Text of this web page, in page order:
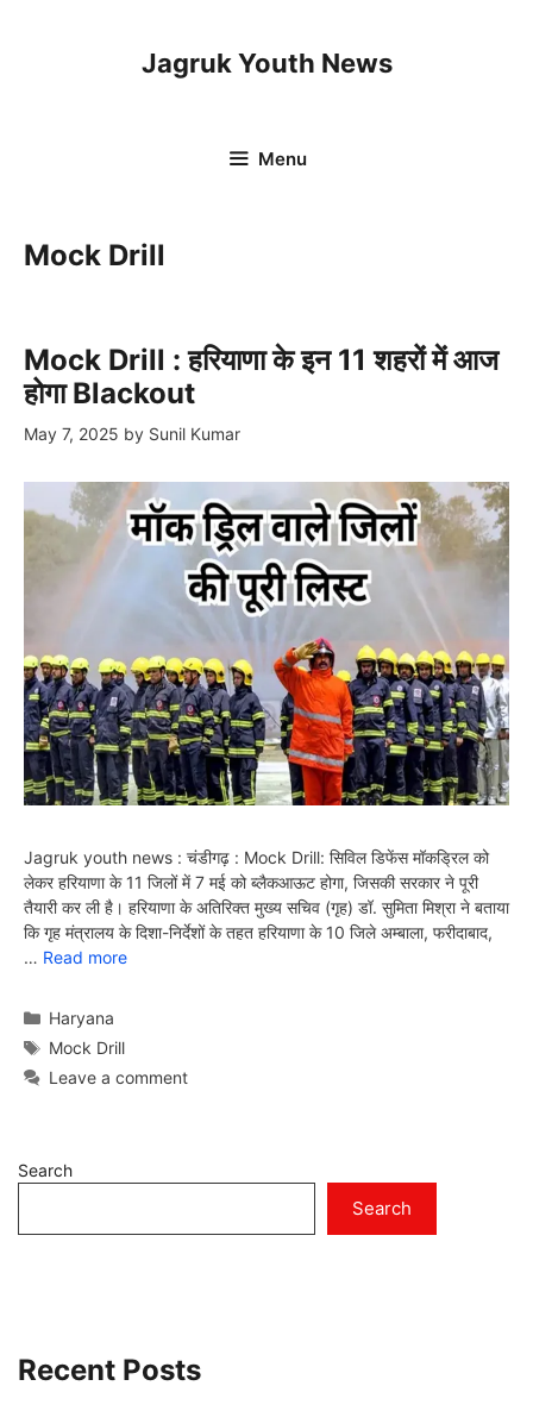
Jagruk Youth News
Menu
Mock Drill
Mock Drill : हरियाणा के इन 11 शहरों में आज
होगा Blackout
May 7, 2025 by Sunil Kumar
Jagruk youth news : चंडीगढ़ : Mock Drill: सिविल डिफेंस मॉकड्रिल को
लेकर हरियाणा के 11 जिलों में 7 मई को ब्लैकआऊट होगा, जिसकी सरकार ने पूरी
तैयारी कर ली है। हरियाणा के अतिरिक्त मुख्य सचिव (गृह) डॉ. सुमिता मिश्रा ने बताया
कि गृह मंत्रालय के दिशा-निर्देशों के तहत हरियाणा के 10 जिले अम्बाला, फरीदाबाद,
… Read more
Categories
Haryana
Tags
Mock Drill
Leave a comment
Search
Search
Recent Posts